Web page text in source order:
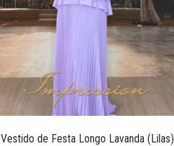
Vestido de Festa Longo Lavanda (Lilas)